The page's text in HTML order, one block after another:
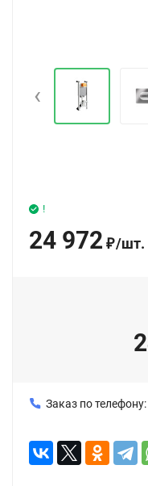
‹
!
24 972 ₽/шт.
Заказ по телефону: